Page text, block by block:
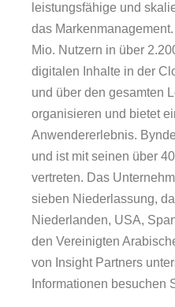
leistungsfähige und
das
Mio. Nutzern in über
digitalen Inhalte in der
und über den gesamten
organisieren und bietet
Anwendererlebnis.
und ist mit seinen über
vertreten. Das
sieben Niederlassung,
Niederlanden, USA,
den Vereinigten
von Insight Partners
Informationen besuchen